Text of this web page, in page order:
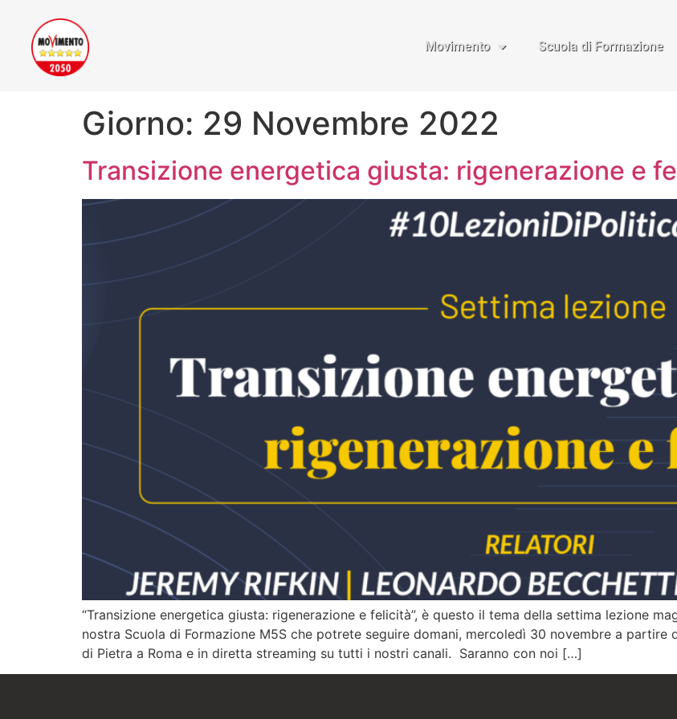
Movimento Scuola di Formazione
Giorno: 29 Novembre 2022
Transizione energetica giusta: rigenerazione e
“Transizione energetica giusta: rigenerazione e felicità”, è questo il tema della settima lezione
nostra Scuola di Formazione M5S che potrete seguire domani, mercoledì 30 novembre a partire
di Pietra a Roma e in diretta streaming su tutti i nostri canali. Saranno con noi […]